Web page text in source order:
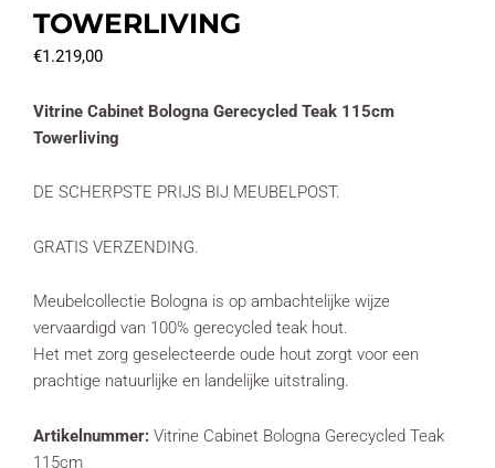
TOWERLIVING
€1.219,00
Vitrine Cabinet Bologna Gerecycled Teak 115cm
Towerliving
DE SCHERPSTE PRIJS BIJ MEUBELPOST.
GRATIS VERZENDING.
Meubelcollectie Bologna is op ambachtelijke wijze
vervaardigd van 100% gerecycled teak hout.
Het met zorg geselecteerde oude hout zorgt voor een
prachtige natuurlijke en landelijke uitstraling.
Artikelnummer: Vitrine Cabinet Bologna Gerecycled Teak
115cm